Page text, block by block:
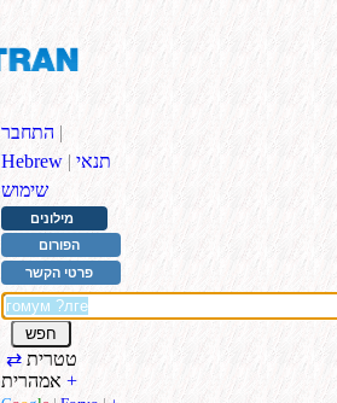
התחבר |
Hebrew | תנאי
שימוש
מילונים
הפורום
פרטי הקשר
טטרית ⇄
+